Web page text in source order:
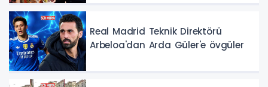
Real Madrid Teknik Direktörü
Arbeloa'dan Arda Güler'e övgüler